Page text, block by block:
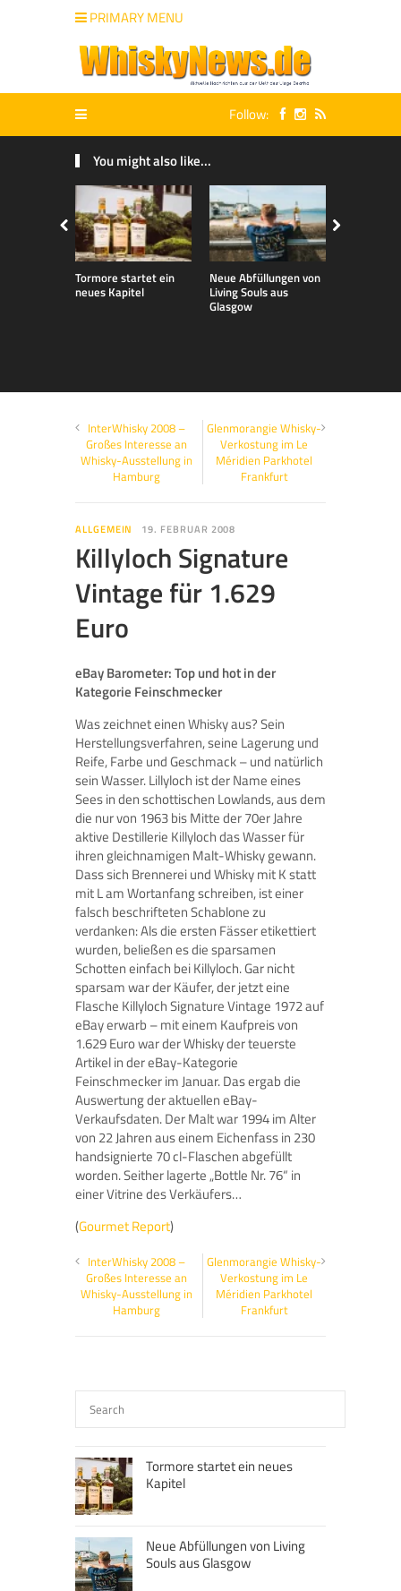
PRIMARY MENU
Follow:
You might also like...
Tormore startet ein
neues Kapitel
Neue Abfüllungen von
Living Souls aus
Glasgow
InterWhisky 2008 –
Großes Interesse an
Whisky-Ausstellung in
Hamburg
Glenmorangie Whisky-
Verkostung im Le
Méridien Parkhotel
Frankfurt
ALLGEMEIN 19. FEBRUAR 2008
Killyloch Signature
Vintage für 1.629
Euro
eBay Barometer: Top und hot in der
Kategorie Feinschmecker
Was zeichnet einen Whisky aus? Sein
Herstellungsverfahren, seine Lagerung und
Reife, Farbe und Geschmack – und natürlich
sein Wasser. Lillyloch ist der Name eines
Sees in den schottischen Lowlands, aus dem
die nur von 1963 bis Mitte der 70er Jahre
aktive Destillerie Killyloch das Wasser für
ihren gleichnamigen Malt-Whisky gewann.
Dass sich Brennerei und Whisky mit K statt
mit L am Wortanfang schreiben, ist einer
falsch beschrifteten Schablone zu
verdanken: Als die ersten Fässer etikettiert
wurden, beließen es die sparsamen
Schotten einfach bei Killyloch. Gar nicht
sparsam war der Käufer, der jetzt eine
Flasche Killyloch Signature Vintage 1972 auf
eBay erwarb – mit einem Kaufpreis von
1.629 Euro war der Whisky der teuerste
Artikel in der eBay-Kategorie
Feinschmecker im Januar. Das ergab die
Auswertung der aktuellen eBay-
Verkaufsdaten. Der Malt war 1994 im Alter
von 22 Jahren aus einem Eichenfass in 230
handsignierte 70 cl-Flaschen abgefüllt
worden. Seither lagerte „Bottle Nr. 76“ in
einer Vitrine des Verkäufers…
(Gourmet Report)
InterWhisky 2008 –
Großes Interesse an
Whisky-Ausstellung in
Hamburg
Glenmorangie Whisky-
Verkostung im Le
Méridien Parkhotel
Frankfurt
Tormore startet ein neues
Kapitel
Neue Abfüllungen von Living
Souls aus Glasgow